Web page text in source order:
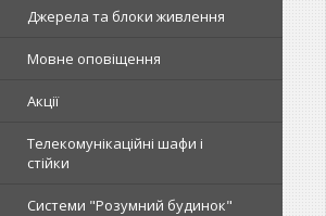
Джерела та блоки живлення
Мовне оповіщення
Акції
Телекомунікаційні шафи і
стійки
Системи "Розумний будинок"